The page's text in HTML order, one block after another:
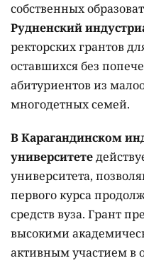
собственных
Рудненский
ректорских грантов
оставшихся без
абитуриентов из
многодетных семей.
В Карагандинском
университете
университета,
первого курса
средств вуза. Грант
высокими
активным участием в